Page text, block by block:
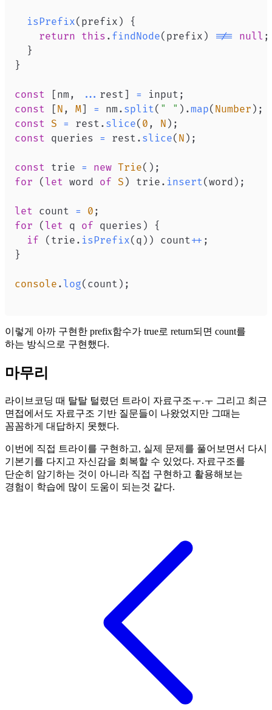
isPrefix( prefix )
{
return this . findNode( prefix ) !== null ;
}
}
const [ nm , ... rest ] = input ;
const
[ N , M] = nm . split( " " ) .map( Number ) ;
const S = rest . slice( 0 , N ) ;
const queries = rest . slice( N ) ;
const trie = new Trie( ) ;
for
( let word of S ) trie . insert( word ) ;
let count = 0 ;
for
( let q of queries )
{
if
( trie . isPrefix( q ) ) count++ ;
}
console . log( count ) ;
이렇게 아까 구현한 prefix함수가 true로 return되면 count를
하는 방식으로 구현했다.
마무리
라이브코딩 때 탈탈 털렸던 트라이 자료구조ㅜ.ㅜ 그리고 최근
면접에서도 자료구조 기반 질문들이 나왔었지만 그때는
꼼꼼하게 대답하지 못했다.
이번에 직접 트라이를 구현하고, 실제 문제를 풀어보면서 다시
기본기를 다지고 자신감을 회복할 수 있었다. 자료구조를
단순히 암기하는 것이 아니라 직접 구현하고 활용해보는
경험이 학습에 많이 도움이 되는것 같다.